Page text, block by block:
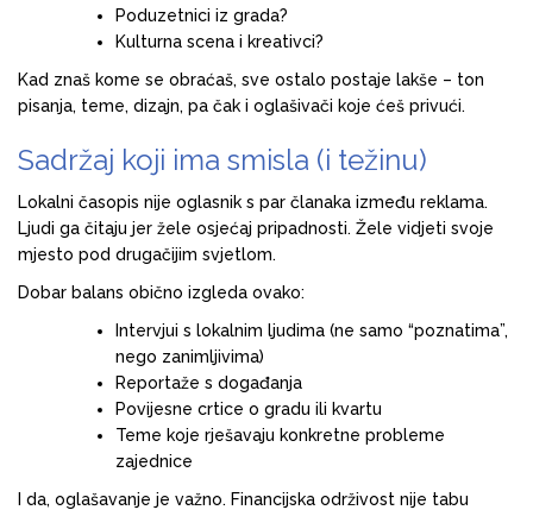
Poduzetnici iz grada?
Kulturna scena i kreativci?
Kad znaš kome se obraćaš, sve ostalo postaje lakše – ton
pisanja, teme, dizajn, pa čak i oglašivači koje ćeš privući.
Sadržaj koji ima smisla (i težinu)
Lokalni časopis nije oglasnik s par članaka između reklama.
Ljudi ga čitaju jer žele osjećaj pripadnosti. Žele vidjeti svoje
mjesto pod drugačijim svjetlom.
Dobar balans obično izgleda ovako:
Intervjui s lokalnim ljudima (ne samo “poznatima”,
nego zanimljivima)
Reportaže s događanja
Povijesne crtice o gradu ili kvartu
Teme koje rješavaju konkretne probleme
zajednice
I da, oglašavanje je važno. Financijska održivost nije tabu